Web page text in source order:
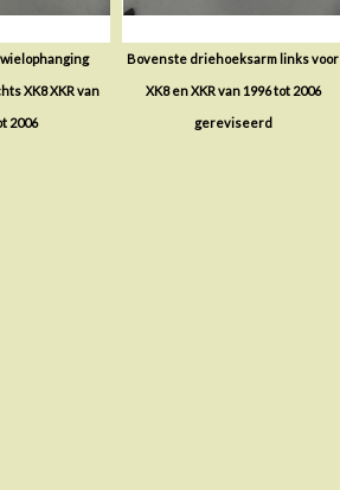
XK8 XKR van
2006
Bovenste driehoeksarm links voor
XK8 en XKR van 1996 tot 2006
gereviseerd